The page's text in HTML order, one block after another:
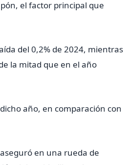
el factor principal que
del 0,2% de 2024, mientras
la mitad que en el año
año, en comparación con
en una rueda de